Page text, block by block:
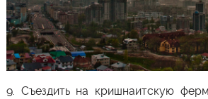
9. Съездить на кришнаитскую